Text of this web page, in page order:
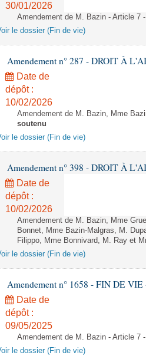
30/01/2026
Amendement de M. Bazin - Article 7 -
le dossier (Fin de vie)
Amendement n° 287 - DROIT À
Date de
dépôt :
10/02/2026
Amendement de M. Bazin, Mme
soutenu
le dossier (Fin de vie)
Amendement n° 398 - DROIT À
Date de
dépôt :
10/02/2026
Amendement de M. Bazin, Mme
Bonnet, Mme Bazin-Malgras, M.
Filippo, Mme Bonnivard, M. Ray et
le dossier (Fin de vie)
Amendement n° 1658 - FIN DE VIE
Date de
dépôt :
09/05/2025
Amendement de M. Bazin - Article 7 -
le dossier (Fin de vie)